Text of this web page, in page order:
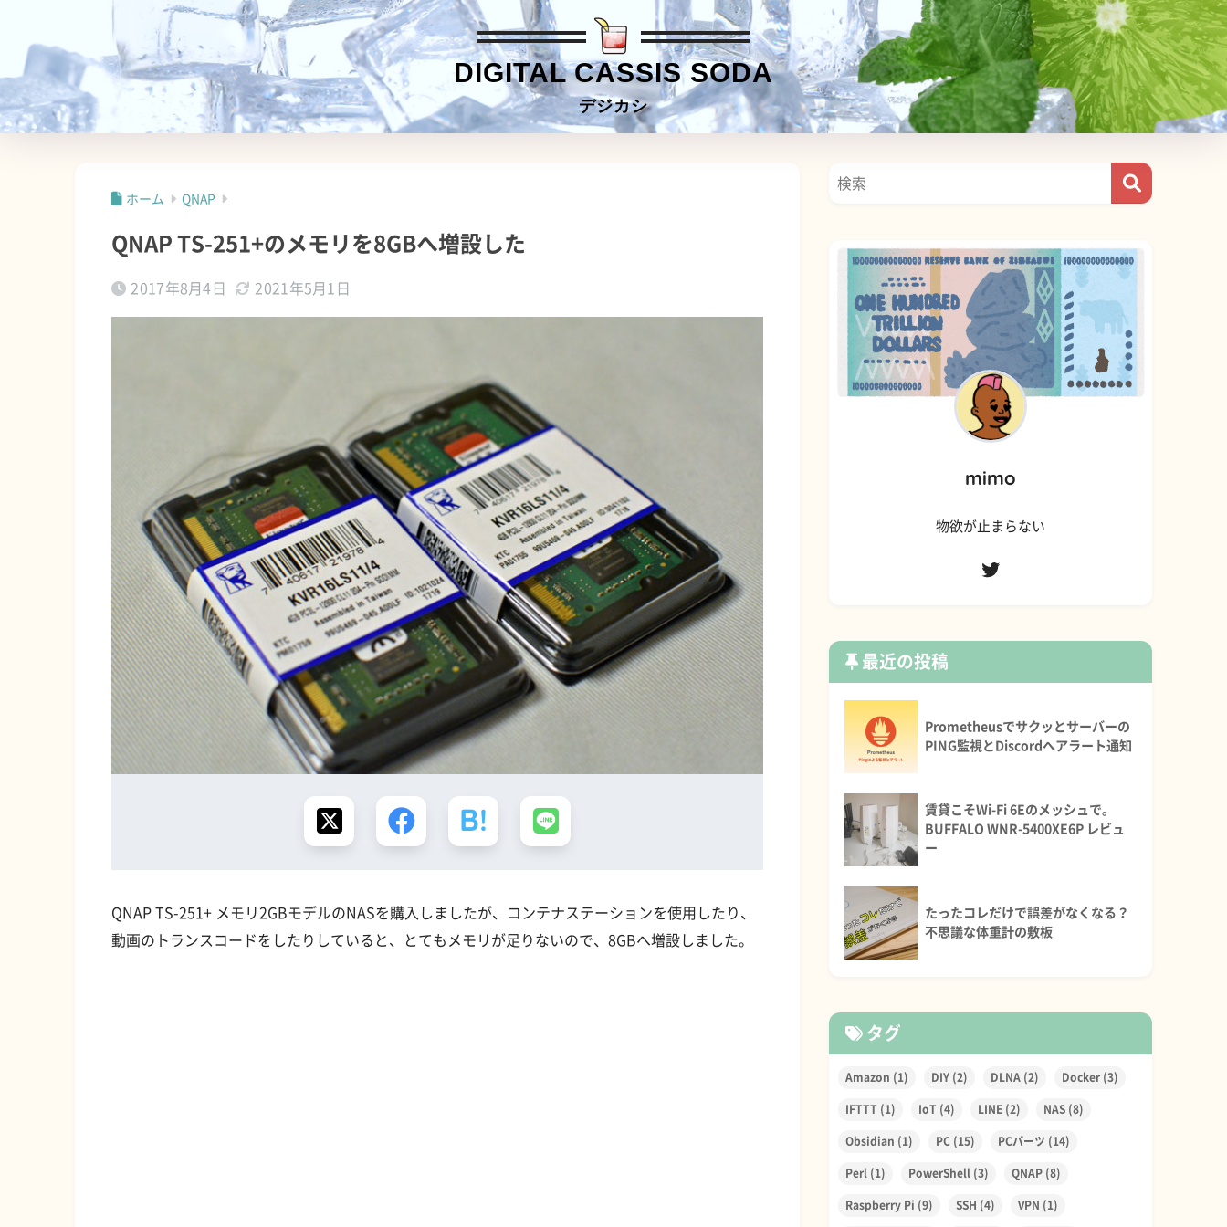
DIGITAL CASSIS SODA
デジカシ
ホーム QNAP
QNAP TS-251+のメモリを8GBへ増設した
2017年8月4日 2021年5月1日
QNAP TS-251+ メモリ2GBモデルのNASを購入しましたが、コンテナステーションを使用したり、
動画のトランスコードをしたりしていると、とてもメモリが足りないので、8GBへ増設しました。
mimo
物欲が止まらない
最近の投稿
Prometheusでサクッとサーバーの
PING監視とDiscordへアラート通知
賃貸こそWi-Fi 6Eのメッシュで。
BUFFALO WNR-5400XE6P レビュ
ー
たったコレだけで誤差がなくなる？
不思議な体重計の敷板
タグ
Amazon (1) DIY (2) DLNA (2) Docker (3)
IFTTT (1) IoT (4) LINE (2) NAS (8)
Obsidian (1) PC (15) PCパーツ (14)
Perl (1) PowerShell (3) QNAP (8)
Raspberry Pi (9) SSH (4) VPN (1)